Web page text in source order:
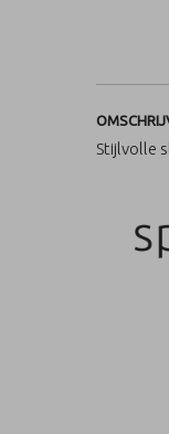
Stijlvolle